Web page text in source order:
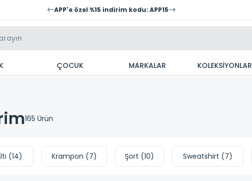
APP'e özel %15 indirim kodu: APP15
ÇOCUK MARKALAR KOLEKSİYONLAR
165 Ürün
(14) Krampon (7) Şort (10) Sweatshirt (7)